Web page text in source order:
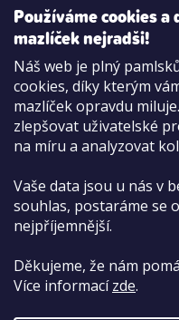
Používáme cookies
mazlíček nejradši!
Náš web je plný
cookies, díky kterým
mazlíček opravdu
zlepšovat uživatelské
na míru a analyzovat
Vaše data jsou u nás v
souhlas, postaráme se
nejpříjemnější.
Děkujeme, že nám
Více informacízde.
Možnosti platby:
Hotově i kartou na